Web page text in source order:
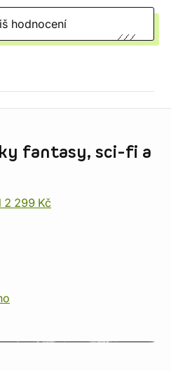
hodnocení
fantasy, sci-fi a
2 299 Kč